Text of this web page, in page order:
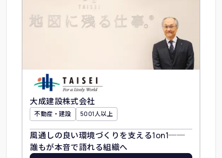
大成建設株式会社
不動産・建設 5001人以上
風通しの良い環境づくりを支える1on1──
誰もが本音で語れる組織へ